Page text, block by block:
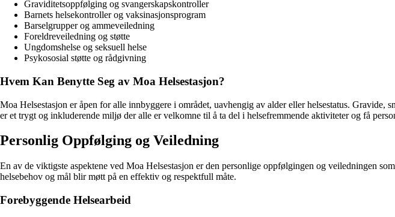
Graviditetsoppfølging og svangerskapskontroller
Barnets helsekontroller og vaksinasjonsprogram
Barselgrupper og ammeveiledning
Foreldreveiledning og støtte
Ungdomshelse og seksuell helse
Psykososial støtte og rådgivning
Hvem Kan Benytte Seg av Moa Helsestasjon?
Moa Helsestasjon er åpen for alle innbyggere i området, uavhengig av alder eller helsestatus. Gravide,
er et trygt og inkluderende miljø der alle er velkomne til å ta del i helsefremmende aktiviteter og få
Personlig Oppfølging og Veiledning
En av de viktigste aspektene ved Moa Helsestasjon er den personlige oppfølgingen og veiledningen
helsebehov og mål blir møtt på en effektiv og respektfull måte.
Forebyggende Helsearbeid